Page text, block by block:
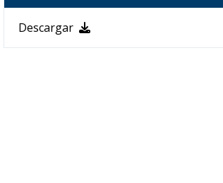
Descargar